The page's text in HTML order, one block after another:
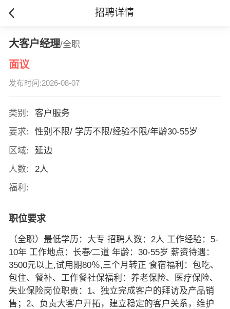
招聘详情
大客户经理/全职
面议
发布时间:2026-08-07
类别:
客户服务
要求:
性别不限/ 学历不限/经验不限/年龄30-55岁
区域:
延边
人数:
2人
福利:
职位要求
（全职）最低学历：大专 招聘人数：2人 工作经验：5-
10年 工作地点：长春∕二道 年龄：30-55岁 薪资待遇：
3500元以上,试用期80％,三个月转正 食宿福利：包吃、
包住、餐补、工作餐社保福利：养老保险、医疗保险、
失业保险岗位职责：1、独立完成客户的拜访及产品销
售；2、负责大客户开拓，建立稳定的客户关系，维护